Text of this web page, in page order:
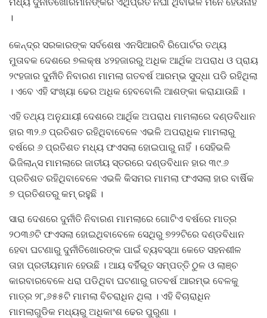
।
କେନ୍ଦ୍ର ସରକାରଙ୍କ ସର୍ବଶେଷ ଏନସିଆରବି ରିପୋର୍ଟର ତଥ୍ୟ
ମୁତାବକ ଦେଶରେ ୭ଲକ୍ଷ ୪୨ହଜାରରୁ ଅଧିକ ଆର୍ଥିକ ଅପରାଧ ଓ ପ୍ରାୟ
୨୯ହଜାର ଦୁର୍ନୀତି ନିବାରଣ ମାମଲା ଗତବର୍ଷ ଆରମ୍ଭ ସୁଦ୍ଧା ପଡି ରହିଥିଲା
। ଏବେ ଏହି ସଂଖ୍ୟା ଢେର ଅଧିକ ହେବବୋଲି ଆଶଙ୍କା କରାଯାଉଛି ।
ଏହି ତଥ୍ୟ ଅନୁଯାୟୀ ଦେଶରେ ଆର୍ଥିକ ଅପରାଧ ମାମଲାରେ ଦଣ୍ଡବିଧାନ
ହାର ୩୨.୬ ପ୍ରତିଶତ ରହିଥିବାବେଳେ ଏଭଳି ଅପରାଧିକ ମାମଲାରୁ
ବର୍ଷରେ ୬ ପ୍ରତିଶତ ମଧ୍ୟ ଫଏସଲା ହୋଇପାରୁ ନାହିଁ । ସେହିଭଳି
ଭିଜିଲାନ୍ସ ମାମଲାରେ ଜାତୀୟ ସ୍ତରରେ ଦଣ୍ଡବିଧାନ ହାର ୩୯.୬
ପ୍ରତିଶତ ରହିଥିବାବେଳେ ଏଭଳି କିସମର ମାମଲା ଫଏସଲା ହାର ବାର୍ଷିକ
୭ ପ୍ରତିଶତରୁ କମ୍‍ ରହୁଛି ।
ସାରା ଦେଶରେ ଦୁର୍ନୀତି ନିବାରଣ ମାମଲାରେ ଗୋଟିଏ ବର୍ଷରେ ମାତ୍ର
୨୦୩୬ଟି ଫଏସଲା ହୋଇଥିବାବେଳେ ସେଥିରୁ ୭୨୨ଟିରେ ଦଣ୍ଡବିଧାନ
ହେବା ଘଟଣାରୁ ଦୁର୍ନୀତିଖୋରଙ୍କ ପାଇଁ ବ୍ୟବସ୍ଥା କେତେ ସହନଶୀଳ
ତାହା ପ୍ରତୀୟମାନ ହେଉଛି । ଆୟ ବର୍ହିଭୂତ ସମ୍ପତ୍ତି ଠୁଳ ଓ ଲାଞ୍ଚ
କାରବାରବେଳେ ଧରା ପଡିଥିବା ଘଟଣାରୁ ଗତବର୍ଷ ଆରମ୍ଭ ବେଳକୁ
ମାତ୍ର ୨୮,୬୫୫ଟି ମାମଲା ବିଚରାଧିନ ଥିଲା । ଏହି ବିଚାରାଧିନ
ମାମଲାଗୁଡିକ ମଧ୍ୟରୁ ଅଧିକାଂଶ ଢେର ପୁରୁଣା ।